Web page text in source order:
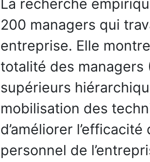
La recherche
200 managers qui
entreprise. Elle
totalité des managers
supérieurs
mobilisation des
d’améliorer
personnel de